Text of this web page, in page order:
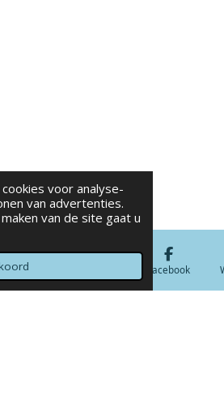
voor analyse-
van advertenties.
van de site gaat u
Facebook